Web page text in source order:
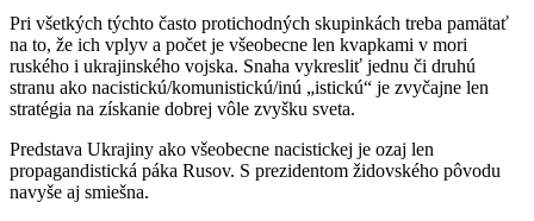
Pri všetkých týchto často protichodných skupinkách treba pamätať
na to, že ich vplyv a počet je všeobecne len kvapkami v mori
ruského i ukrajinského vojska. Snaha vykresliť jednu či druhú
stranu ako nacistickú/komunistickú/inú „istickú“ je zvyčajne len
stratégia na získanie dobrej vôle zvyšku sveta.
Predstava Ukrajiny ako všeobecne nacistickej je ozaj len
propagandistická páka Rusov. S prezidentom židovského pôvodu
navyše aj smiešna.